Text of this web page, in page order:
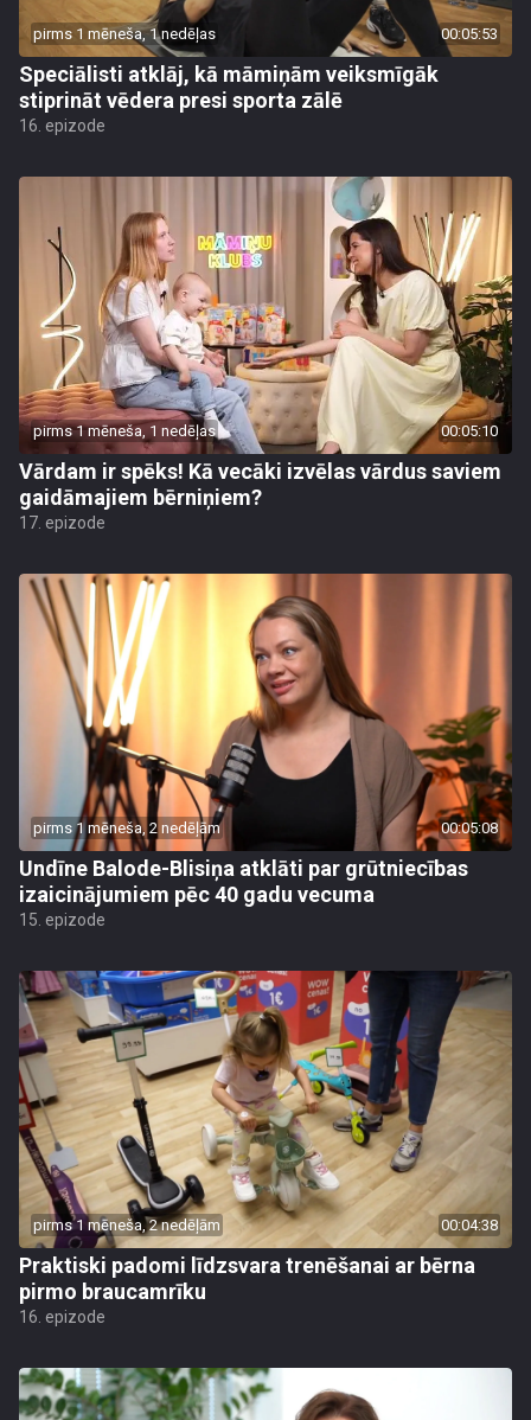
pirms 1 mēneša, 1 nedēļas 00:05:53
Speciālisti atklāj, kā māmiņām veiksmīgāk
stiprināt vēdera presi sporta zālē
16. epizode
pirms 1 mēneša, 1 nedēļas 00:05:10
Vārdam ir spēks! Kā vecāki izvēlas vārdus saviem
gaidāmajiem bērniņiem?
17. epizode
pirms 1 mēneša, 2 nedēļām 00:05:08
Undīne Balode-Blisiņa atklāti par grūtniecības
izaicinājumiem pēc 40 gadu vecuma
15. epizode
pirms 1 mēneša, 2 nedēļām 00:04:38
Praktiski padomi līdzsvara trenēšanai ar bērna
pirmo braucamrīku
16. epizode